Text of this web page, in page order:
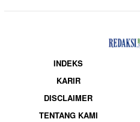
INDEKS
KARIR
DISCLAIMER
TENTANG KAMI